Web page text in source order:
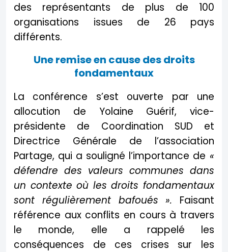
des représentants de plus de 100
organisations issues de 26 pays
différents.
Une remise en cause des droits
fondamentaux
La conférence s’est ouverte par une
allocution de Yolaine Guérif, vice-
présidente de Coordination SUD et
Directrice Générale de l’association
Partage, qui a souligné l’importance de «
défendre des valeurs communes dans
un contexte où les droits fondamentaux
sont régulièrement bafoués ». Faisant
référence aux conflits en cours à travers
le monde, elle a rappelé les
conséquences de ces crises sur les